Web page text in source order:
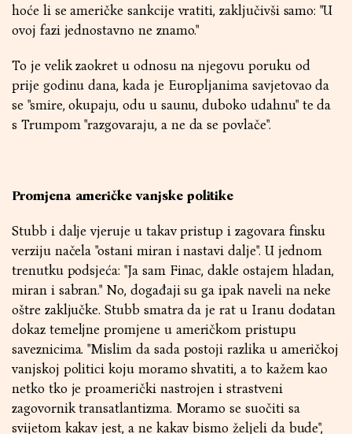
hoće li se američke sankcije vratiti, zaključivši samo: "U
ovoj fazi jednostavno ne znamo."
To je velik zaokret u odnosu na njegovu poruku od
prije godinu dana, kada je Europljanima savjetovao da
se "smire, okupaju, odu u saunu, duboko udahnu" te da
s Trumpom "razgovaraju, a ne da se povlače".
Promjena američke vanjske politike
Stubb i dalje vjeruje u takav pristup i zagovara finsku
verziju načela "ostani miran i nastavi dalje". U jednom
trenutku podsjeća: "Ja sam Finac, dakle ostajem hladan,
miran i sabran." No, događaji su ga ipak naveli na neke
oštre zaključke. Stubb smatra da je rat u Iranu dodatan
dokaz temeljne promjene u američkom pristupu
saveznicima. "Mislim da sada postoji razlika u američkoj
vanjskoj politici koju moramo shvatiti, a to kažem kao
netko tko je proamerički nastrojen i strastveni
zagovornik transatlantizma. Moramo se suočiti sa
svijetom kakav jest, a ne kakav bismo željeli da bude",